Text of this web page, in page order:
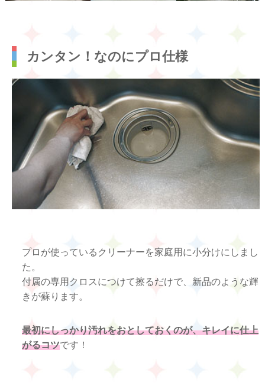
カンタン！なのにプロ仕様
プロが使っているクリーナーを家庭用に小分けにしまし
た。
付属の専用クロスにつけて擦るだけで、新品のような輝
きが蘇ります。
最初にしっかり汚れをおとしておくのが、キレイに仕上
がるコツです！